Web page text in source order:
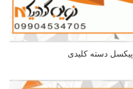
پیکسل دسته کلیدی